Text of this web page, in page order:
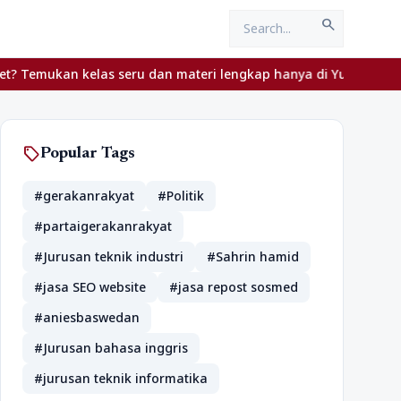
search
seru dan materi lengkap hanya di YukBelajar.com.
sellPopular Tags
#gerakanrakyat
#Politik
#partaigerakanrakyat
#Jurusan teknik industri
#Sahrin hamid
#jasa SEO website
#jasa repost sosmed
#aniesbaswedan
#Jurusan bahasa inggris
#jurusan teknik informatika